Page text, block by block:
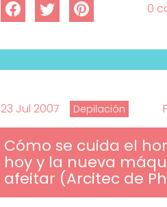
0
23 Jul 2007 Depilación
Cómo se cuida el
hoy y la nueva
afeitar (Arcitec de